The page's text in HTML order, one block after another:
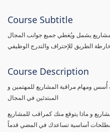
Course Subtitle
يشمل ويُغطي جميع جوانب المجال
الطريق للإحتراف والتدرج الوظيفي
Course Description
ومهام مراقبة المشاريع للمهتمين و
المبتدئين في المجال
و ماذا يتوقع منك كمراقب للمشاريع
أساسية تساعدك في المضي قدماً